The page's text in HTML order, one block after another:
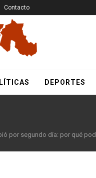
Contacto
DEPORTES
por segundo día: por qué